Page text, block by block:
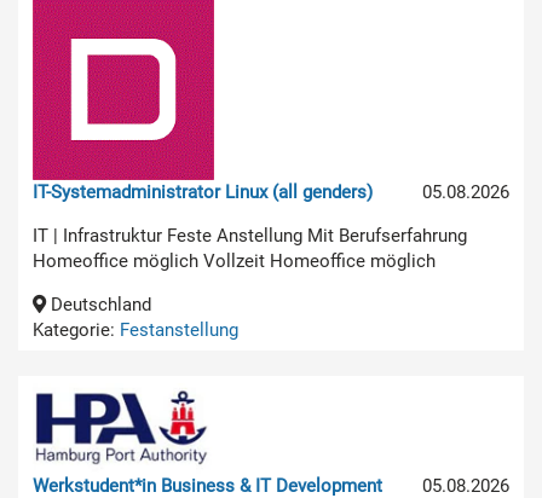
05.08.2026
IT-Systemadministrator Linux (all genders)
IT | Infrastruktur Feste Anstellung Mit Berufserfahrung
Homeoffice möglich Vollzeit Homeoffice möglich
Deutschland
Kategorie: Festanstellung
05.08.2026
Werkstudent*in Business & IT Development